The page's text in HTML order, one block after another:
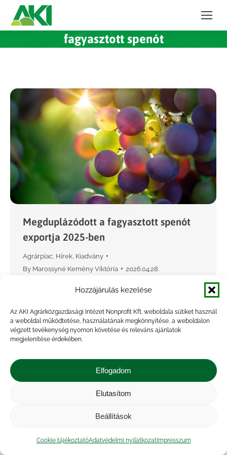
Hozzájárulás kezelése
Az AKI Agrárközgazdasági Intézet Nonprofit Kft. weboldala sütiket használ
a weboldal működtetése, használatának megkönnyítése, a weboldalon
végzett tevékenység nyomon követése és releváns ajánlatok
megjelenítése érdekében.
Elfogadom
Elutasítom
Beállítások
Cookie tájékoztatóAdatvédelmi nyilatkozatImpresszum
fagyasztott spenót
Megduplázódott a fagyasztott spenót
exportja 2025-ben
Agrárpiac Hírek Kiadvány
By Marossyné Kemény Viktória 2026.04.28.
A KSH adatai szerint a friss spenót behozatala az
tonnára csökkent 2025-ben, a legnagyobb
mennyiség Spanyolországból érkezett (224,4
tonna, –46 százalék). A kivitel –…